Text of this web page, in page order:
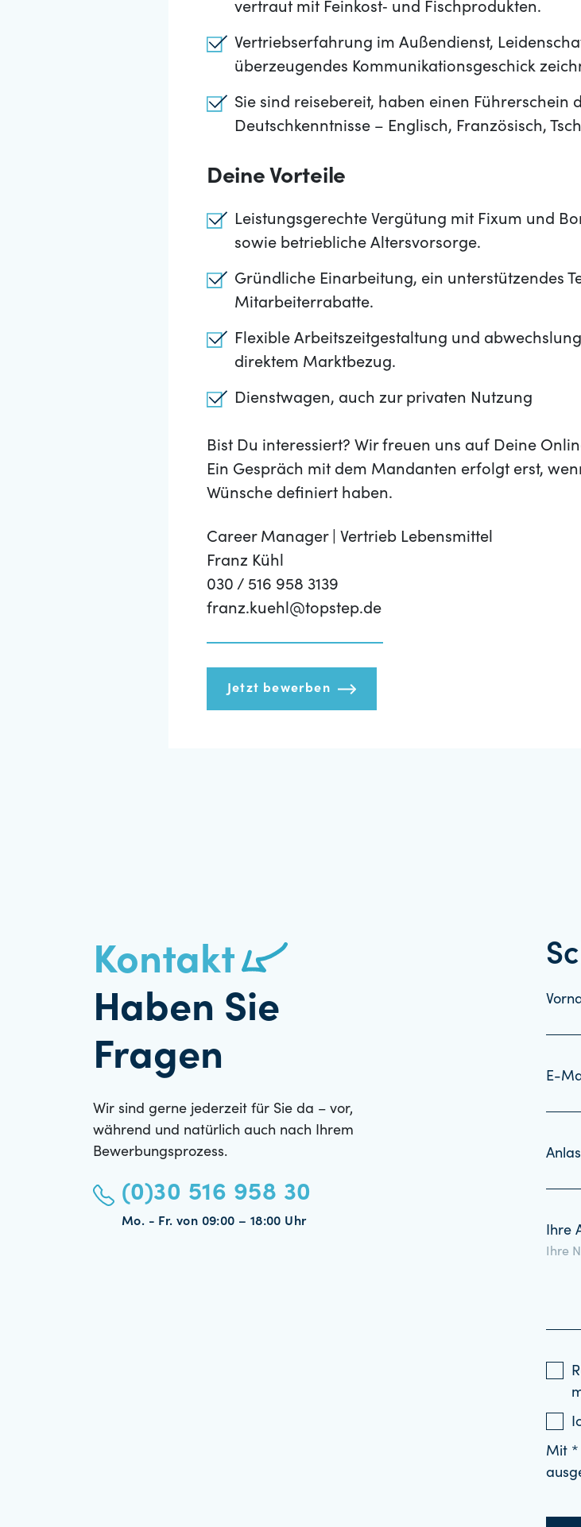
vertraut mit Feinkost‑ und Fischprodukten.
Vertriebserfahrung im Außendienst,
überzeugendes Kommunikationsgeschick
Sie sind reisebereit, haben einen Führerschein
Deutschkenntnisse – Englisch, Französisch,
Deine Vorteile
Leistungsgerechte Vergütung mit Fixum und
sowie betriebliche Altersvorsorge.
Gründliche Einarbeitung, ein unterstützendes
Mitarbeiterrabatte.
Flexible Arbeitszeitgestaltung und
direktem Marktbezug.
Dienstwagen, auch zur privaten Nutzung
Bist Du interessiert? Wir freuen uns auf Deine
Ein Gespräch mit dem Mandanten erfolgt erst,
Wünsche definiert haben.
Career Manager | Vertrieb Lebensmittel
Franz Kühl
030 / 516 958 3139
franz.kuehl@topstep.de
Jetzt bewerben
Kontakt
Haben Sie
Fragen
Wir sind gerne jederzeit für Sie da – vor,
während und natürlich auch nach Ihrem
Bewerbungsprozess.
(0)30 516 958 30
Mo. - Fr. von 09:00 – 18:00 Uhr
E-
Ihre
Mit *